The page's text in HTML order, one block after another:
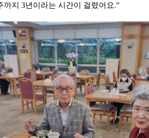
까지 3년이라는 시간이 걸렸어요.”